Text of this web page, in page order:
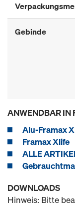
Gebinde
ANWENDBAR IN
Alu-Framax
Framax Xlife
ALLE
DOWNLOADS
Hinweis: Bitte